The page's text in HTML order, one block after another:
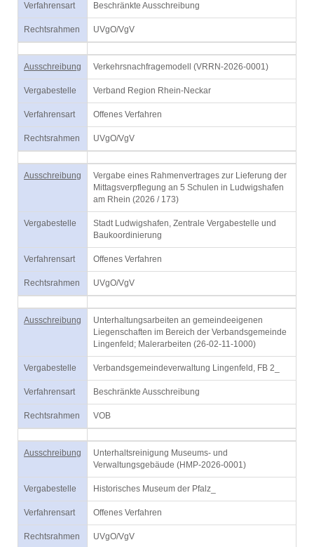
Verfahrensart Beschränkte Ausschreibung
Rechtsrahmen UVgO/VgV
Ausschreibung Verkehrsnachfragemodell (VRRN-2026-0001)
Vergabestelle Verband Region Rhein-Neckar
Verfahrensart Offenes Verfahren
Rechtsrahmen UVgO/VgV
Ausschreibung
Vergabe eines Rahmenvertrages zur Lieferung der
Mittagsverpflegung an 5 Schulen in Ludwigshafen
am Rhein (2026 / 173)
Vergabestelle
Stadt Ludwigshafen, Zentrale Vergabestelle und
Baukoordinierung
Verfahrensart Offenes Verfahren
Rechtsrahmen UVgO/VgV
Ausschreibung
Unterhaltungsarbeiten an gemeindeeigenen
Liegenschaften im Bereich der Verbandsgemeinde
Lingenfeld; Malerarbeiten (26-02-11-1000)
Vergabestelle Verbandsgemeindeverwaltung Lingenfeld, FB 2_
Verfahrensart Beschränkte Ausschreibung
Rechtsrahmen VOB
Ausschreibung
Unterhaltsreinigung Museums- und
Verwaltungsgebäude (HMP-2026-0001)
Vergabestelle Historisches Museum der Pfalz_
Verfahrensart Offenes Verfahren
Rechtsrahmen UVgO/VgV